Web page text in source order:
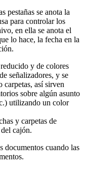
pestañas se anota la
para controlar los
en ella se anota el
lo hace, la fecha en la
y de colores
señalizadores, y se
carpetas, así sirven
sobre algún asunto
utilizando un color
y carpetas de
cajón.
documentos cuando las